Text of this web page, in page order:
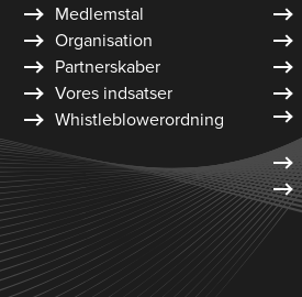
Medlemstal
Organisation
Partnerskaber
Vores indsatser
Whistleblower­ordning